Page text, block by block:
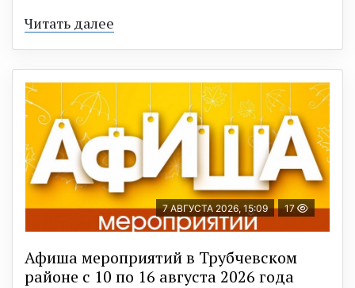
Читать далее
7 АВГУСТА 2026, 15:09 17
Афиша мероприятий в Трубчевском
районе с 10 по 16 августа 2026 года